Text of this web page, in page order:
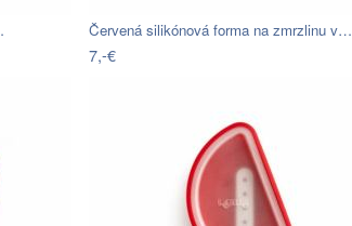
Červená silikónová forma na zmrzlinu v…
7,-€